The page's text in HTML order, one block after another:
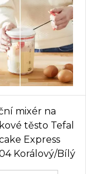
mixér na
těsto Tefal
Express
Korálový/Bílý